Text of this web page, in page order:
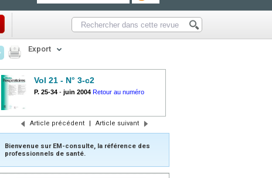
Export
Vol 21 - N° 3-c2
P. 25-34 - juin 2004 Retour au numéro
Article précédent | Article suivant
Bienvenue sur EM-consulte, la référence des
professionnels de santé.